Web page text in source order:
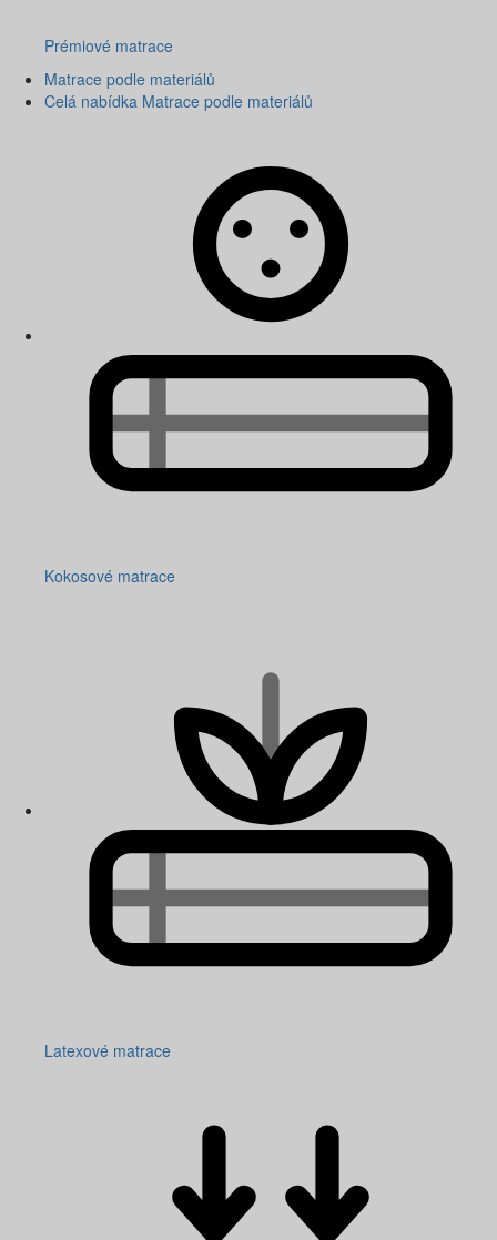
Prémiové matrace
Matrace podle materiálů
Celá nabídka Matrace podle materiálů
Kokosové matrace
Latexové matrace